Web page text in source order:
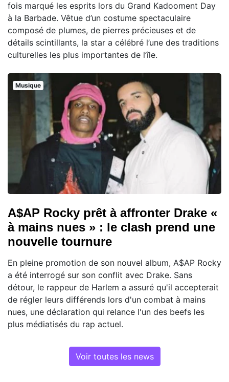
fois marqué les esprits lors du Grand Kadooment Day
à la Barbade. Vêtue d’un costume spectaculaire
composé de plumes, de pierres précieuses et de
détails scintillants, la star a célébré l’une des traditions
culturelles les plus importantes de l’île.
Musique
A$AP Rocky prêt à affronter Drake «
à mains nues » : le clash prend une
nouvelle tournure
En pleine promotion de son nouvel album, A$AP Rocky
a été interrogé sur son conflit avec Drake. Sans
détour, le rappeur de Harlem a assuré qu'il accepterait
de régler leurs différends lors d'un combat à mains
nues, une déclaration qui relance l'un des beefs les
plus médiatisés du rap actuel.
Voir toutes les news